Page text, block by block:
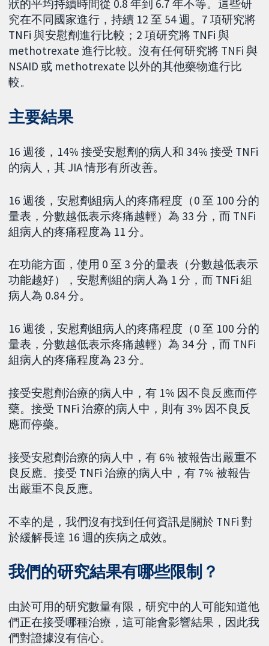
狀的平均持續時間從 0.8 年到 6.7 年不等。這些研
究在不同國家進行，持續 12 至 54 週。7 項研究將
TNFi 與安慰劑進行比較；2 項研究將 TNFi 與
methotrexate 進行比較。沒有任何研究將 TNFi 與
NSAID 或 methotrexate 以外的其他藥物進行比
較。
主要結果
16 週後，14% 接受安慰劑的病人和 34% 接受 TNFi
的病人，其 JIA 情形有所改善。
16 週後，安慰劑組病人的疼痛程度（0 至 100 分的
量表，分數越低表示疼痛越輕）為 33 分，而 TNFi
組病人的疼痛程度為 11 分。
在功能方面，使用 0 至 3 分的量表（分數越低表示
功能越好），安慰劑組的病人為 1 分，而 TNFi 組
病人為 0.84 分。
16 週後，安慰劑組病人的疼痛程度（0 至 100 分的
量表，分數越低表示疼痛越輕）為 34 分，而 TNFi
組病人的疼痛程度為 23 分。
接受安慰劑治療的病人中，有 1% 因不良反應而停
藥。接受 TNFi 治療的病人中，則有 3% 因不良反
應而停藥。
接受安慰劑治療的病人中，有 6% 被報告出嚴重不
良反應。接受 TNFi 治療的病人中，有 7% 被報告
出嚴重不良反應。
不幸的是，我們沒有找到任何資訊是關於 TNFi 對
於緩解長達 16 週的疾病之成效。
我們的研究結果有哪些限制？
由於可用的研究數量有限，研究中的人可能知道他
們正在接受哪種治療，這可能會影響結果，因此我
們對證據沒有信心。